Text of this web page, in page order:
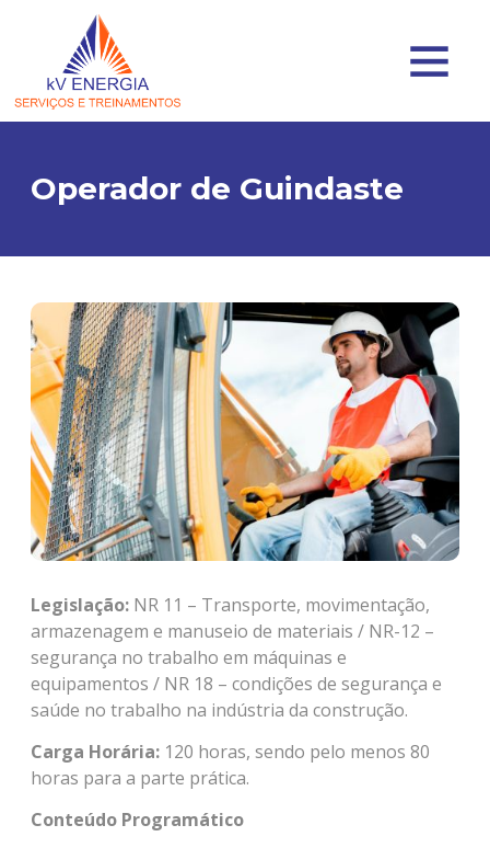
Operador de Guindaste
Legislação: NR 11 – Transporte, movimentação,
armazenagem e manuseio de materiais / NR-12 –
segurança no trabalho em máquinas e
equipamentos / NR 18 – condições de segurança e
saúde no trabalho na indústria da construção.
Carga Horária: 120 horas, sendo pelo menos 80
horas para a parte prática.
Conteúdo Programático